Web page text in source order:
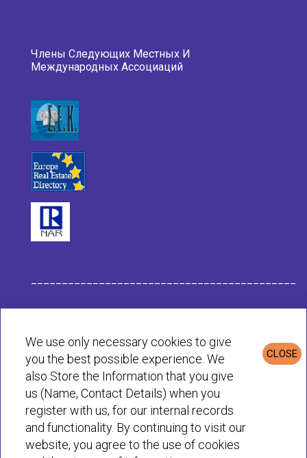
Члены Следующих Местных И
Международных Ассоциаций
Политика конфиденциальности и cookie
© Habit 2001-2025 All rights reserved
CLOSE
We use only necessary cookies to give
you the best possible experience. We
also Store the Information that you give
us (Name, Contact Details) when you
register with us, for our internal records
and functionality. By continuing to visit our
website, you agree to the use of cookies